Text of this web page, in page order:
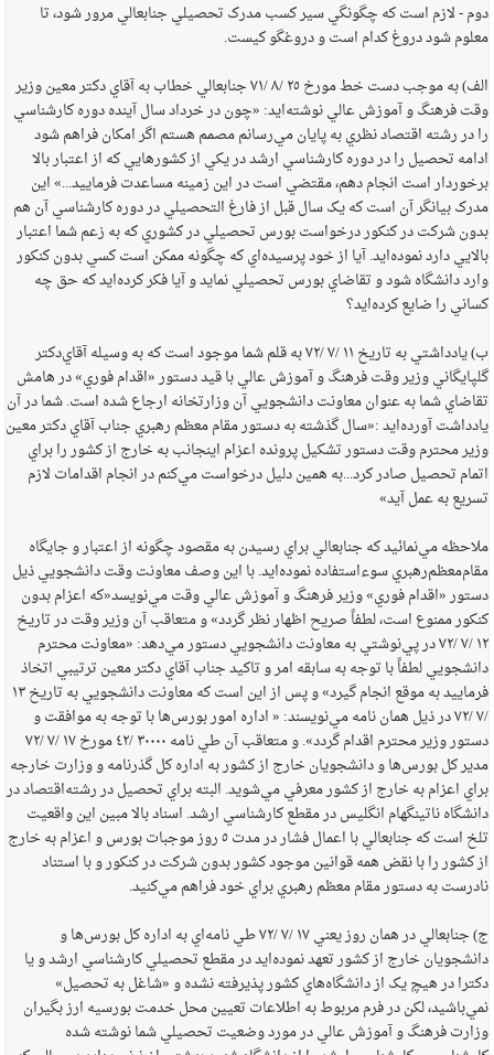
دوم - لازم است که چگونگي سير کسب مدرک تحصيلي جنابعالي مرور شود، تا
معلوم شود دروغ کدام است و دروغگو کيست.
الف) به موجب دست خط مورخ ‌٢٥ /‌٨ /‌٧١ جنابعالي خطاب به آقاي دکتر معين وزير
وقت فرهنگ و آموزش عالي نوشته‌ايد: «چون در خرداد سال آينده دوره کارشناسي
را در رشته اقتصاد نظري به پايان مي‌رسانم مصمم هستم اگر امکان فراهم شود
ادامه تحصيل را در دوره کارشناسي ارشد در يکي از کشورهايي که از اعتبار بالا
برخوردار است انجام دهم، مقتضي است در اين زمينه مساعدت فرماييد...» اين
مدرک بيانگر آن است که يک سال قبل از فارغ ‌التحصيلي در دوره کارشناسي آن هم
بدون شرکت در کنکور درخواست بورس تحصيلي در کشوري که به زعم شما اعتبار
بالايي دارد نموده‌ايد. آيا از خود پرسيده‌اي که چگونه ممکن است کسي بدون کنکور
وارد دانشگاه شود و تقاضاي بورس تحصيلي نمايد و آيا فکر کرده‌ايد که حق چه
کساني را ضايع کرده‌ايد؟
ب) يادداشتي به تاريخ ‌١١ /‌٧ /‌٧٢ به قلم شما موجود است که به وسيله آقاي‌دکتر
گلپايگاني وزير وقت فرهنگ و آموزش عالي با قيد دستور «اقدام فوري» در هامش
تقاضاي شما به عنوان معاونت دانشجويي آن وزارتخانه ارجاع شده است. شما در آن
يادداشت آورده‌ايد :«سال گذشته به دستور مقام معظم رهبري جناب آقاي دکتر معين
وزير محترم وقت دستور تشکيل پرونده اعزام اينجانب به خارج از کشور را براي
اتمام تحصيل صادر کرد...به همين دليل درخواست مي‌کنم در انجام اقدامات لازم
تسريع به عمل آيد»
ملاحظه مي‌نمائيد که جنابعالي براي رسيدن به مقصود چگونه از اعتبار و جايگاه
مقام‌معظم‌رهبري سوءاستفاده نموده‌ايد. با اين وصف معاونت وقت دانشجويي ذيل
دستور «اقدام فوري» وزير فرهنگ و آموزش عالي وقت مي‌نويسد«که اعزام بدون
کنکور ممنوع است، لطفاً صريح اظهار نظر گردد» و متعاقب آن وزير وقت در تاريخ
‌١٢ /‌٧ /‌٧٢ در پي‌نوشتي به معاونت دانشجويي دستور مي‌دهد: «معاونت محترم
دانشجويي لطفاً با توجه به سابقه امر و تاکيد جناب آقاي دکتر معين ترتيبي اتخاذ
فرماييد به موقع انجام گيرد» و پس از اين است که معاونت دانشجويي به تاريخ ‌١٣
/‌٧ /‌٧٢ در ذيل همان نامه مي‌نويسند: « اداره امور بورس‌ها با توجه به موافقت و
دستور وزير محترم اقدام گردد». و متعاقب آن طي نامه ‌٣٠٠٠٠ /‌٤٢ مورخ ‌١٧ /‌٧ /‌٧٢
مدير کل بورس‌ها و دانشجويان خارج از کشور به اداره کل گذرنامه و وزارت خارجه
براي اعزام به خارج از کشور معرفي مي‌شويد. البته براي تحصيل در رشته‌اقتصاد در
دانشگاه ناتينگهام انگليس در مقطع کارشناسي ارشد. اسناد بالا مبين اين واقعيت
تلخ است که جنابعالي با اعمال فشار در مدت ‌٥ روز موجبات بورس و اعزام به خارج
از کشور را با نقض همه قوانين موجود کشور بدون شرکت در کنکور و با استناد
نادرست به دستور مقام معظم رهبري براي خود فراهم مي‌کنيد.
ج) جنابعالي در همان روز يعني ‌١٧ /‌٧ /‌٧٢ طي نامه‌اي به اداره کل بورس‌ها و
دانشجويان خارج از کشور تعهد نموده‌ايد در مقطع تحصيلي کارشناسي ارشد و يا
دکترا در هيچ يک از دانشگاه‌هاي کشور پذيرفته نشده و «شاغل به تحصيل»
نمي‌باشيد، لکن در فرم مربوط به اطلاعات تعيين محل خدمت بورسيه ارز بگيران
وزارت فرهنگ و آموزش عالي در مورد وضعيت تحصيلي شما نوشته شده